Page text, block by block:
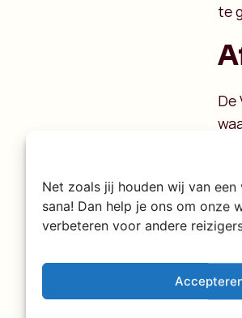
Net zoals jij houden wij van
sana! Dan help je ons om onze
verbeteren voor andere
te
De
dat